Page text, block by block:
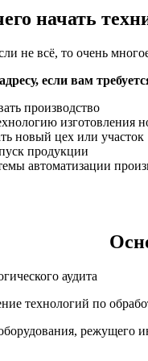
начать
не всё, то очень
если вам
производство
изготовления
новый цех или участок
продукции
автоматизации
аудита
технологий по
режущего